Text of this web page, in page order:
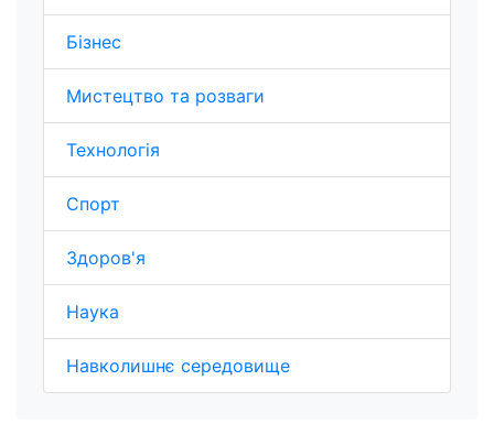
Бізнес
Мистецтво та розваги
Технологія
Спорт
Здоров'я
Наука
Навколишнє середовище